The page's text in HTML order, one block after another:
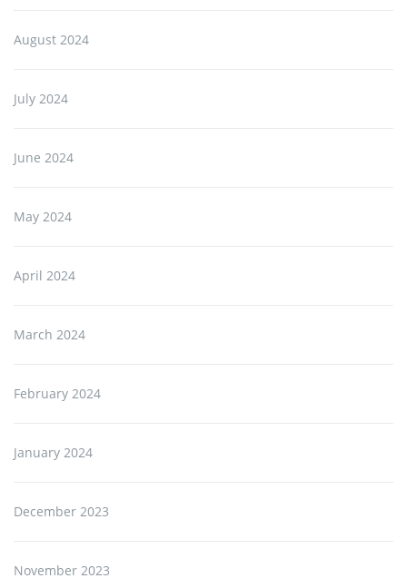
August 2024
July 2024
June 2024
May 2024
April 2024
March 2024
February 2024
January 2024
December 2023
November 2023